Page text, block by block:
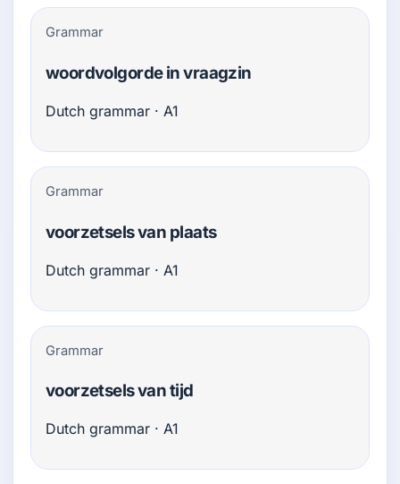
Grammar
woordvolgorde in vraagzin
Dutch grammar · A1
Grammar
voorzetsels van plaats
Dutch grammar · A1
Grammar
voorzetsels van tijd
Dutch grammar · A1